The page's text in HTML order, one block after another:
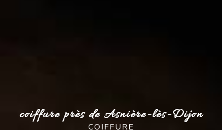
coiffure près de Asnière-lès-Dijon
COIFFURE